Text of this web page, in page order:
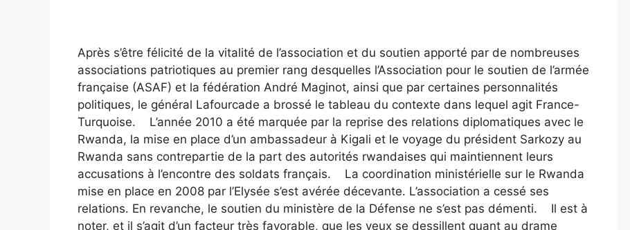
Après s’être félicité de la vitalité de l’association et du soutien apporté par de nombreuses
associations patriotiques au premier rang desquelles l’Association pour le soutien de l’armée
française (ASAF) et la fédération André Maginot, ainsi que par certaines personnalités
politiques, le général Lafourcade a brossé le tableau du contexte dans lequel agit France-
Turquoise. L’année 2010 a été marquée par la reprise des relations diplomatiques avec le
Rwanda, la mise en place d’un ambassadeur à Kigali et le voyage du président Sarkozy au
Rwanda sans contrepartie de la part des autorités rwandaises qui maintiennent leurs
accusations à l’encontre des soldats français. La coordination ministérielle sur le Rwanda
mise en place en 2008 par l’Elysée s’est avérée décevante. L’association a cessé ses
relations. En revanche, le soutien du ministère de la Défense ne s’est pas démenti. Il est à
noter, et il s’agit d’un facteur très favorable, que les yeux se dessillent quant au drame